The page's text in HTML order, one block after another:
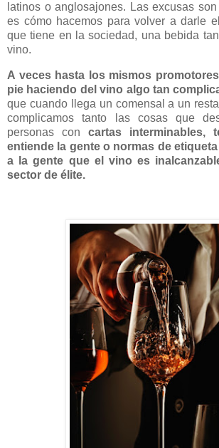
latinos o anglosajones. Las excusas
es cómo hacemos para volver a darle
que tiene en la sociedad, una bebida
vino.
A veces hasta los mismos
pie haciendo del vino algo tan
que cuando llega un comensal a un
complicamos tanto las cosas que
personas con cartas interminables,
entiende la gente o normas de
a la gente que el vino es
sector de élite.